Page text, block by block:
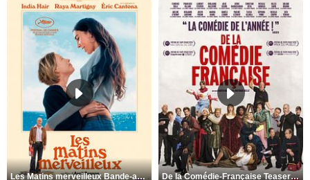
Les Matins merveilleux Bande-annonce VF De la Comédie-Française Teaser VF